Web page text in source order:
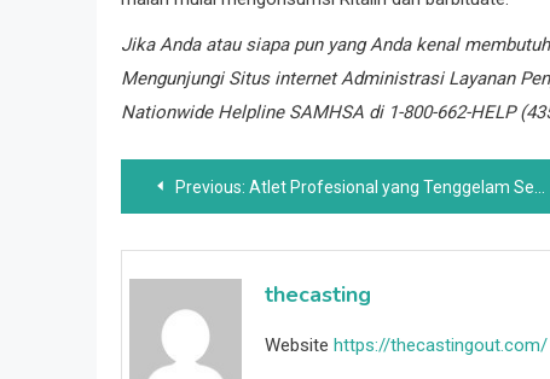
Jika Anda atau siapa pun yang Anda kenal
Mengunjungi Situs internet Administrasi Layanan
Nationwide Helpline SAMHSA di 1-800-662-HELP
Post
navigation
Previous: Atlet Profesional yang Tenggelam Secara Tragis
thecasting
Website https://thecastingout.com/